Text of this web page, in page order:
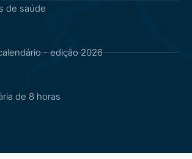
de saúde
- edição 2026
de 8 horas